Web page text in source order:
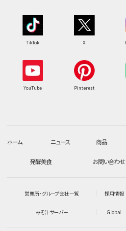
TikTok X
YouTube Pinterest
ホーム ニュース 商品
発酵美食 お問い合わせ
営業所・グループ会社一覧 採用情報
みそ汁サーバー Global